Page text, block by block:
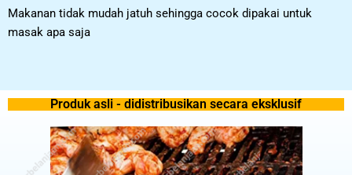
Makanan tidak mudah jatuh sehingga cocok dipakai untuk
masak apa saja
Produk asli - didistribusikan secara eksklusif